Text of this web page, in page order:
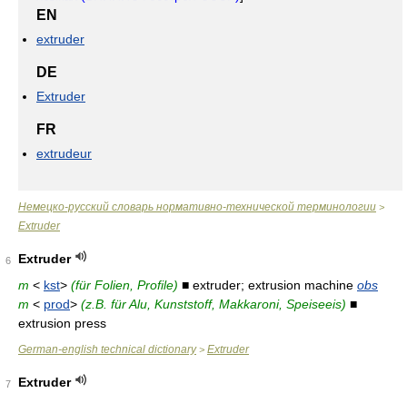
EN
extruder
DE
Extruder
FR
extrudeur
Немецко-русский словарь нормативно-технической терминологии >
Extruder
6
Extruder
m < kst> (für Folien, Profile) ■ extruder; extrusion machine obs
m < prod> (z.B. für Alu, Kunststoff, Makkaroni, Speiseeis) ■
extrusion press
German-english technical dictionary> Extruder
7
Extruder